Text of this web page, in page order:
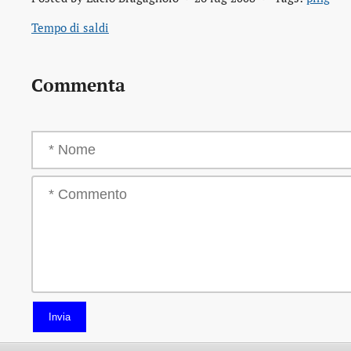
Tempo di saldi
Commenta
Invia